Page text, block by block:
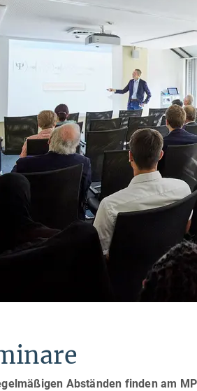
Abständen finden am